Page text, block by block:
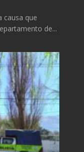
causa que
de...